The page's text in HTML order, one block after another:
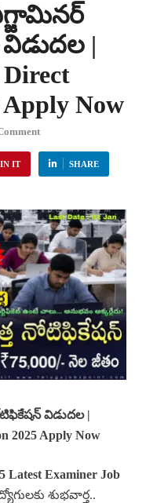
|
Now
IT SHARE
విడుదల |
2025 Apply Now
Latest Examiner Job
శుభవార్త..